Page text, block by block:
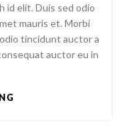
id elit. Duis sed odio
mauris et. Morbi
tincidunt auctor a
auctor eu in